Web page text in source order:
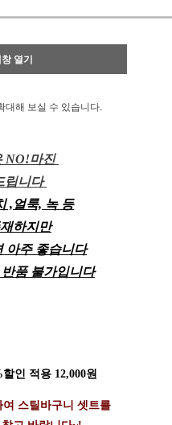
열기
대해 보실 수 있습니다.
NO!마진
립니다
,얼룩, 녹 등
하지만
아주 좋습니다
품 불가입니다
인 적용 12,000원
스틸바구니 셋트를